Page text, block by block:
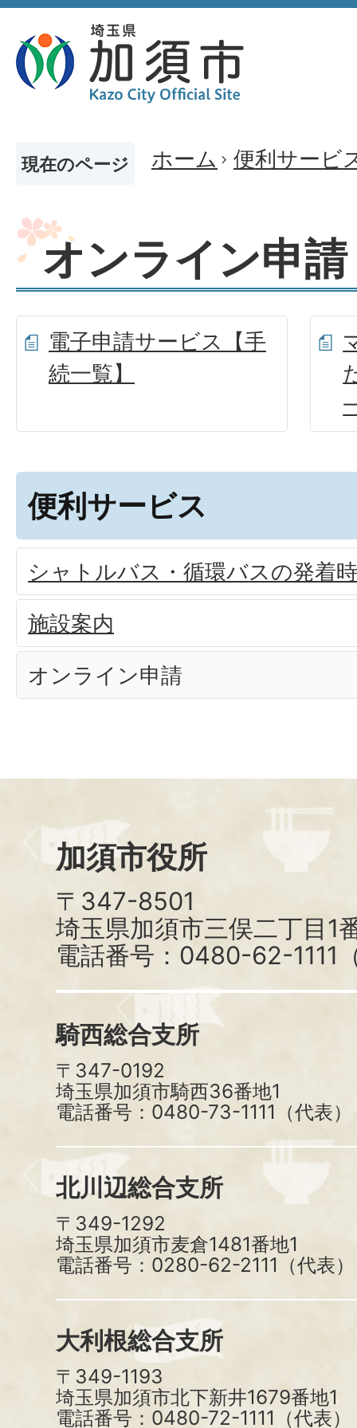
現在のページ ホーム 便利サービ
オンライン申請
電子申請サービス【手
続一覧】
便利サービス
シャトルバス・循環バスの発着
施設案内
オンライン申請
加須市役所
〒347-8501
埼玉県加須市三俣二丁目1
電話番号：0480-62-1111
騎西総合支所
〒347-0192
埼玉県加須市騎西36番地1
電話番号：0480-73-1111（代表）
北川辺総合支所
〒349-1292
埼玉県加須市麦倉1481番地1
電話番号：0280-62-2111（代表）
大利根総合支所
〒349-1193
埼玉県加須市北下新井1679番地1
電話番号：0480-72-1111（代表）